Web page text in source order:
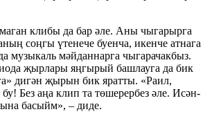
клибы да бар әле. Аны чыгарырга
соңгы үтенече буенча, икенче атнага
музыкаль мәйданнарга чыгарачакбыз.
җырлары яңгырый башлауга да бик
дигән җырын бик яратты. «Раил,
Без аңа клип та төшерербез әле. Исән-
басыйм», – диде.